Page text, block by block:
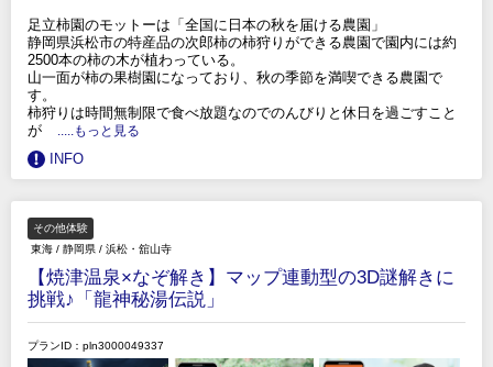
足立柿園のモットーは「全国に日本の秋を届ける農園」
静岡県浜松市の特産品の次郎柿の柿狩りができる農園で園内には約
2500本の柿の木が植わっている。
山一面が柿の果樹園になっており、秋の季節を満喫できる農園で
す。
柿狩りは時間無制限で食べ放題なのでのんびりと休日を過ごすこと
が
.....もっと見る
INFO
その他体験
東海 / 静岡県 / 浜松・舘山寺
【焼津温泉×なぞ解き】マップ連動型の3D謎解きに
挑戦♪「龍神秘湯伝説」
プランID：pln3000049337